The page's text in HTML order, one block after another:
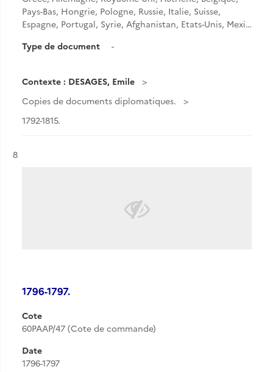
Pays-Bas, Hongrie, Pologne, Russie, Italie, Suisse,
Espagne, Portugal, Syrie, Afghanistan, Etats-Unis, Mexi…
Type de document
-
Contexte : DESAGES, Emile
Copies de documents diplomatiques.
1792-1815.
Résultat n°
8
1796-1797.
Cote
60PAAP/47 (Cote de commande)
Date
1796-1797